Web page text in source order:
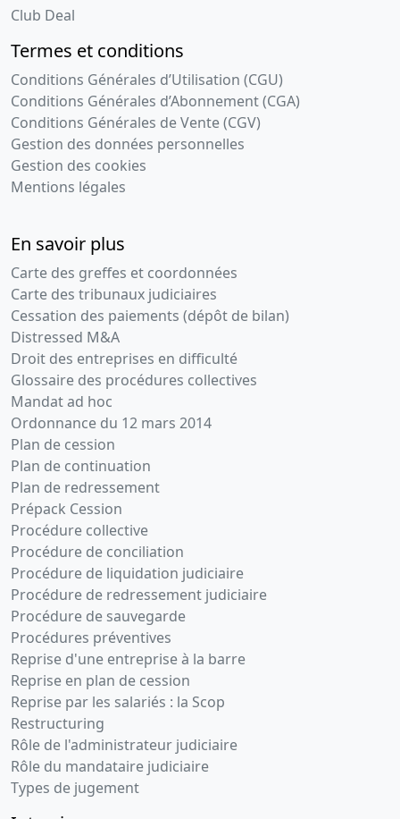
Club Deal
Termes et conditions
Conditions Générales d’Utilisation (CGU)
Conditions Générales d’Abonnement (CGA)
Conditions Générales de Vente (CGV)
Gestion des données personnelles
Gestion des cookies
Mentions légales
En savoir plus
Carte des greffes et coordonnées
Carte des tribunaux judiciaires
Cessation des paiements (dépôt de bilan)
Distressed M&A
Droit des entreprises en difficulté
Glossaire des procédures collectives
Mandat ad hoc
Ordonnance du 12 mars 2014
Plan de cession
Plan de continuation
Plan de redressement
Prépack Cession
Procédure collective
Procédure de conciliation
Procédure de liquidation judiciaire
Procédure de redressement judiciaire
Procédure de sauvegarde
Procédures préventives
Reprise d'une entreprise à la barre
Reprise en plan de cession
Reprise par les salariés : la Scop
Restructuring
Rôle de l'administrateur judiciaire
Rôle du mandataire judiciaire
Types de jugement